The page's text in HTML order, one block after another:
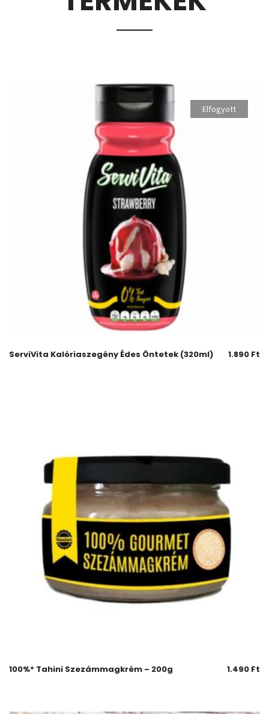
Elfogyott
ServiVita Kalóriaszegény Édes Öntetek (320ml) 1.890 Ft
100%* Tahini Szezámmagkrém – 200g 1.490 Ft